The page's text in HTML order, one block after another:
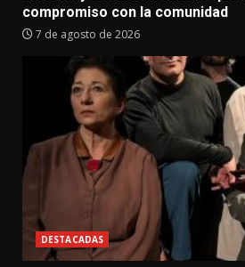
compromiso con la comunidad
7 de agosto de 2026
DESTACADAS